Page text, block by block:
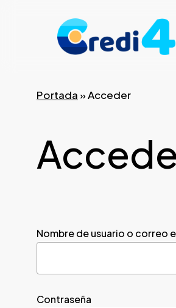
Portada»Acceder
Nombre de usuario o correo
Contraseña